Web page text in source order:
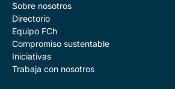
Sobre nosotros
Directorio
Equipo FCh
Compromiso sustentable
Iniciativas
Trabaja con nosotros